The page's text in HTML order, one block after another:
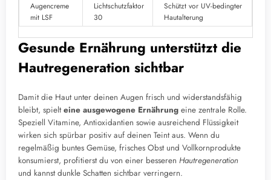
Augencreme
mit LSF
Lichtschutzfaktor
30
Schützt vor UV-bedingter
Hautalterung
Gesunde Ernährung unterstützt die
Hautregeneration sichtbar
Damit die Haut unter deinen Augen frisch und widerstandsfähig
bleibt, spielteine ausgewogene Ernährung eine zentrale Rolle.
Speziell Vitamine, Antioxidantien sowie ausreichend Flüssigkeit
wirken sich spürbar positiv auf deinen Teint aus. Wenn du
regelmäßig buntes Gemüse, frisches Obst und Vollkornprodukte
konsumierst, profitierst du von einer besseren Hautregeneration
und kannst dunkle Schatten sichtbar verringern.